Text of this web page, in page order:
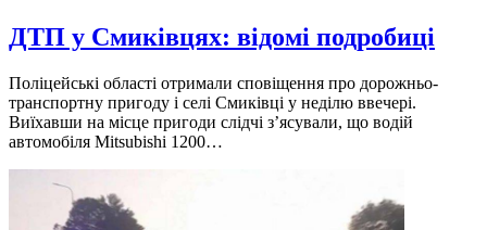
ДТП у Смиківцях: відомі подробиці
Поліцейські області отримали сповіщення про дорожньо-
транспортну пригоду і селі Смиківці у неділю ввечері.
Виїхавши на місце пригоди слідчі з’ясували, що водій
автомобіля Mitsubishi 1200…